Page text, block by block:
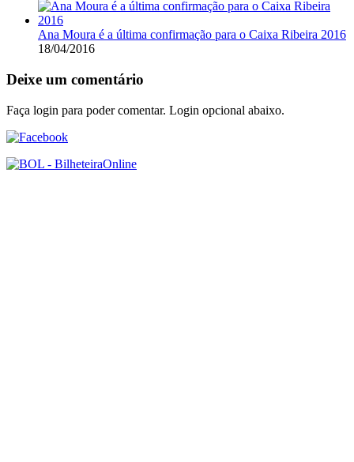
Ana Moura é a última confirmação para o Caixa Ribeira 2016
18/04/2016
Deixe um comentário
Faça login para poder comentar. Login opcional abaixo.